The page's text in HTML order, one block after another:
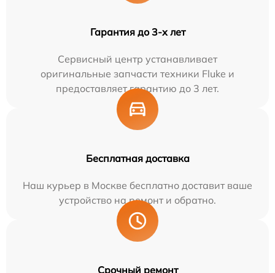
Гарантия до 3-х лет
Сервисный центр устанавливает
оригинальные запчасти техники Fluke и
предоставляет гарантию до 3 лет.
Бесплатная доставка
Наш курьер в Москве бесплатно доставит ваше
устройство на ремонт и обратно.
Срочный ремонт